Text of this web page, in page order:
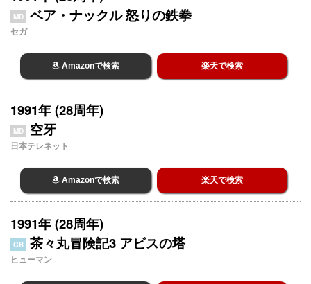
MD ベア・ナックル 怒りの鉄拳
セガ
Amazonで検索 楽天で検索
1991年 (28周年)
MD 空牙
日本テレネット
Amazonで検索 楽天で検索
1991年 (28周年)
GB 茶々丸冒険記3 アビスの塔
ヒューマン